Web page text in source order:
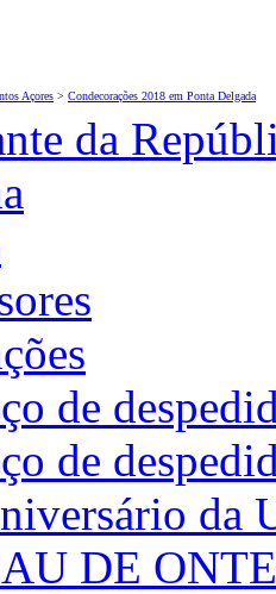
Açores > Condecorações 2018 em Ponta Delgada
da
de
de
da
DE